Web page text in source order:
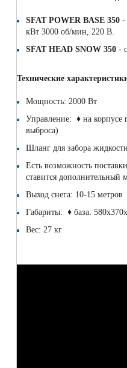
SFAT POWER BASE 350 -
кВт 3000 об/мин, 220 В.
SFAT HEAD SNOW 350 -
Технические
Мощность: 2000 Вт
Управление: ♦ на корпусе
выброса)
Шланг для забора
Есть возможность
ставится дополнительный
Выход снега: 10-15 метров
Габариты: ♦ база:
Вес: 27 кг